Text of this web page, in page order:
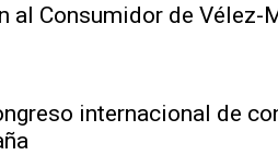
al Consumidor de Vélez-
internacional de